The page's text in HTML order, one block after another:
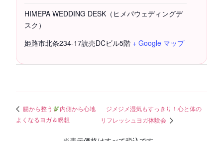
HIMEPA WEDDING DESK（ヒメパウェディングデ
スク）
姫路市北条234-17読売DCビル5階 + Google マップ
腸から整う
内側から心地
よくなるヨガ＆瞑想
ジメジメ湿気もすっきり！心と体の
リフレッシュヨガ体験会